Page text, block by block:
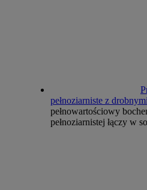
pełnoziarniste z
pełnowartościowy
pełnoziarnistej łączy w